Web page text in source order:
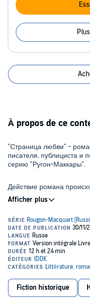
À propos de ce
"Страница любви" -
писателя, публициста и
серию "Ругон-Маккары".
Действие романа
История женщины,
мужчиной и наполненной
Аудиокнига. Зарубежная
Alexander Nakarada /
Переводчик: Столяров
© ИДДК
Fiction historique